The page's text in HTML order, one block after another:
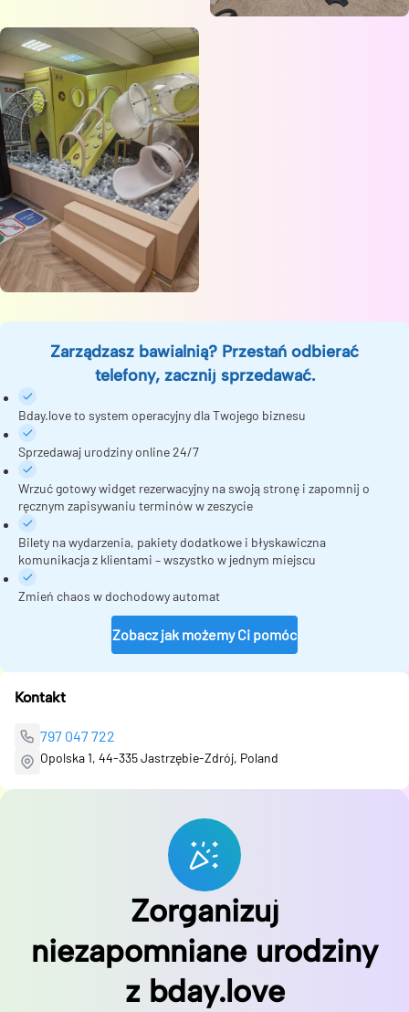
Zarządzasz bawialnią? Przestań odbierać
telefony, zacznij sprzedawać.
Bday.love to system operacyjny dla Twojego biznesu
Sprzedawaj urodziny online 24/7
Wrzuć gotowy widget rezerwacyjny na swoją stronę i zapomnij o
ręcznym zapisywaniu terminów w zeszycie
Bilety na wydarzenia, pakiety dodatkowe i błyskawiczna
komunikacja z klientami – wszystko w jednym miejscu
Zmień chaos w dochodowy automat
Zobacz jak możemy Ci pomóc
Kontakt
797 047 722
Opolska 1, 44-335 Jastrzębie-Zdrój, Poland
Zorganizuj
niezapomniane urodziny
z bday.love